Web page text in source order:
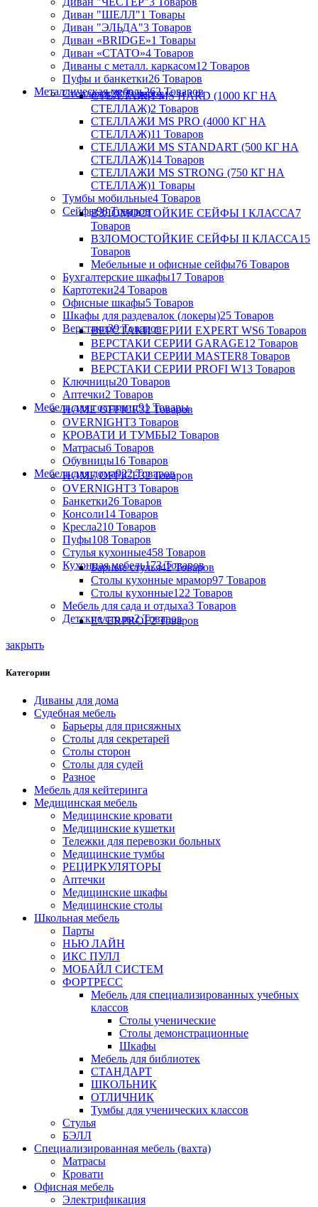
Диван "ШЕЛЛ"1 Товары
Диван "ЭЛЬДА"3 Товаров
Диван «BRIDGE»1 Товары
Диван «СТАТО»4 Товаров
Диваны с металл. каркасом12 Товаров
Пуфы и банкетки26 Товаров
Металлическая мебель262 Товаров
Стеллажи28 Товаров
СТЕЛЛАЖИ MS HARD (1000 КГ НА
СТЕЛЛАЖ)2 Товаров
СТЕЛЛАЖИ MS PRO (4000 КГ НА
СТЕЛЛАЖ)11 Товаров
СТЕЛЛАЖИ MS STANDART (500 КГ НА
СТЕЛЛАЖ)14 Товаров
СТЕЛЛАЖИ MS STRONG (750 КГ НА
СТЕЛЛАЖ)1 Товары
Тумбы мобильные4 Товаров
Сейфы98 Товаров
ВЗЛОМОСТОЙКИЕ СЕЙФЫ I КЛАССА7
Товаров
ВЗЛОМОСТОЙКИЕ СЕЙФЫ II КЛАССА15
Товаров
Мебельные и офисные сейфы76 Товаров
Бухгалтерские шкафы17 Товаров
Картотеки24 Товаров
Офисные шкафы5 Товаров
Шкафы для раздевалок (локеры)25 Товаров
Верстаки39 Товаров
ВЕРСТАКИ СЕРИИ EXPERT WS6 Товаров
ВЕРСТАКИ СЕРИИ GARAGE12 Товаров
ВЕРСТАКИ СЕРИИ MASTER8 Товаров
ВЕРСТАКИ СЕРИИ PROFI W13 Товаров
Ключницы20 Товаров
Аптечки2 Товаров
Мебель для гостиниц91 Товары
HOME OFFICE32 Товаров
OVERNIGHT3 Товаров
КРОВАТИ И ТУМБЫ2 Товаров
Матрасы6 Товаров
Обувницы16 Товаров
Мебель для дома922 Товаров
HOME OFFICE32 Товаров
OVERNIGHT3 Товаров
Банкетки26 Товаров
Консоли14 Товаров
Кресла210 Товаров
Пуфы108 Товаров
Стулья кухонные458 Товаров
Кухонная мебель173 Товаров
Барные стулья42 Товаров
Столы кухонные мрамор97 Товаров
Столы кухонные122 Товаров
Мебель для сада и отдыха3 Товаров
Детские столы2 Товаров
EVERPROF2 Товаров
закрыть
Категории
Диваны для дома
Судебная мебель
Барьеры для присяжных
Столы для секретарей
Столы сторон
Столы для судей
Разное
Мебель для кейтеринга
Медицинская мебель
Медицинские кровати
Медицинские кушетки
Тележки для перевозки больных
Медицинские тумбы
РЕЦИРКУЛЯТОРЫ
Аптечки
Медицинские шкафы
Медицинские столы
Школьная мебель
Парты
НЬЮ ЛАЙН
ИКС ПУЛЛ
МОБАЙЛ СИСТЕМ
ФОРТРЕСС
Мебель для специализированных учебных
классов
Столы ученические
Столы демонстрационные
Шкафы
Мебель для библиотек
СТАНДАРТ
ШКОЛЬНИК
ОТЛИЧНИК
Тумбы для ученических классов
Стулья
БЭЛЛ
Специализированная мебель (вахта)
Матрасы
Кровати
Офисная мебель
Электрификация